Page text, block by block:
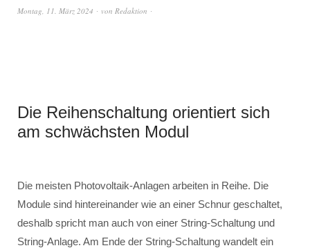
Montag, 11. März 2024 von Redaktion
Die Reihenschaltung orientiert sich
am schwächsten Modul
Die meisten Photovoltaik-Anlagen arbeiten in Reihe. Die
Module sind hintereinander wie an einer Schnur geschaltet,
deshalb spricht man auch von einer String-Schaltung und
String-Anlage. Am Ende der String-Schaltung wandelt ein